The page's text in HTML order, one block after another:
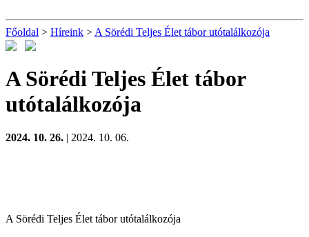
Főoldal > Híreink > A Sörédi Teljes Élet tábor utótalálkozója
A Sörédi Teljes Élet tábor
utótalálkozója
2024. 10. 26. | 2024. 10. 06.
A Sörédi Teljes Élet tábor utótalálkozója